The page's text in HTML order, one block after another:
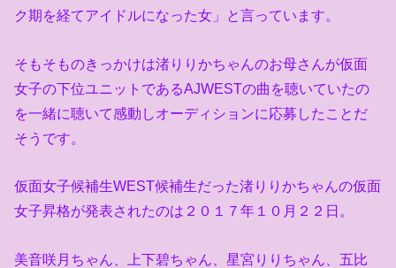
ク期を経てアイドルになった女」と言っています。
そもそものきっかけは渚りりかちゃんのお母さんが仮面
女子の下位ユニットであるAJWESTの曲を聴いていたの
を一緒に聴いて感動しオーディションに応募したことだ
そうです。
仮面女子候補生WEST候補生だった渚りりかちゃんの仮面
女子昇格が発表されたのは２０１７年１０月２２日。
美音咲月ちゃん、上下碧ちゃん、星宮りりちゃん、五比